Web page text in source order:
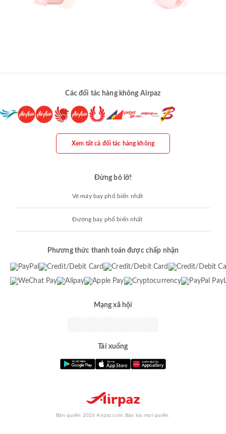
Các đối tác hàng không Airpaz
Xem tất cả đối tác hàng không
Đừng bỏ lỡ!
Vé máy bay phổ biến nhất
Đường bay phổ biến nhất
Phương thức thanh toán được chấp nhận
Mạng xã hội
Tải xuống
Bản quyền 2026 Airpaz.com. Bảo lưu mọi quyền.